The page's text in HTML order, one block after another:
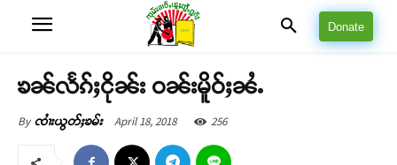
Donate
ၶၼ်လႅၵ်ႈငိုၼ်း ဝၼ်းမိူဝ်ႈၼႆႉ
By ၸၢႆးယွတ်ႈၶမ်း April 18, 2018 256